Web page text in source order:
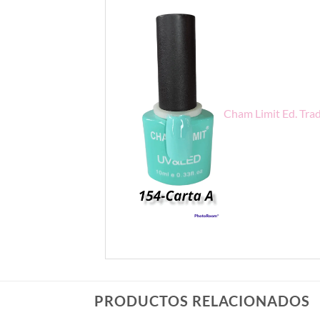
Cham Limit Ed.
PRODUCTOS RELACIONADOS